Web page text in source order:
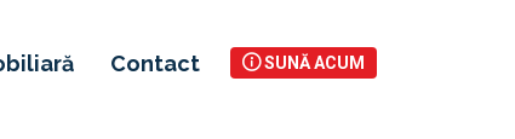
Contact SUNĂ ACUM